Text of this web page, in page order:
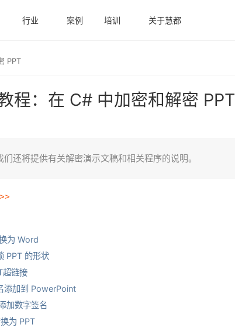
行业 案例 培训 关于慧都
PPT
程：在 C# 中加密和解密 PPT
还将提供有关解密演示文稿和相关程序的说明。
为 Word
PPT 的形状
超链接
添加到 PowerPoint
加数字签名
为 PPT